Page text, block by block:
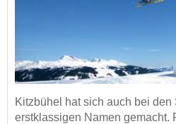
Kitzbühel hat sich auch bei den
erstklassigen Namen